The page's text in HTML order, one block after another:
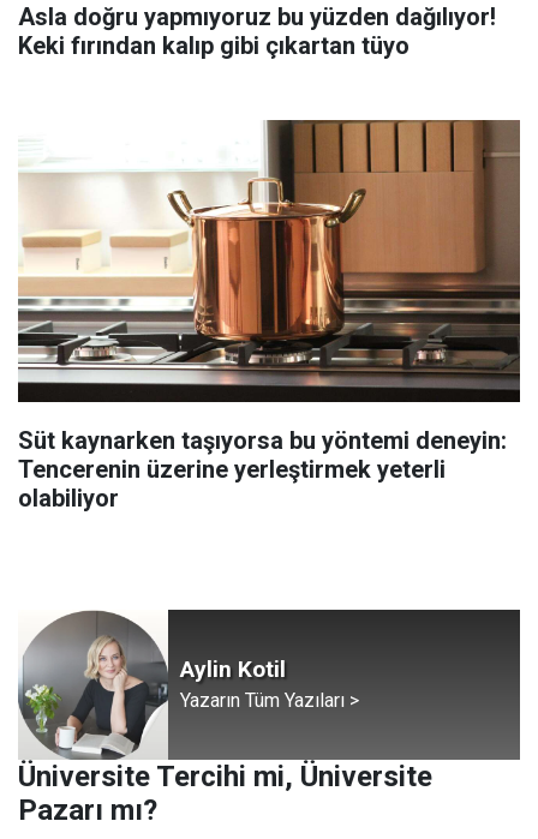
Asla doğru yapmıyoruz bu yüzden dağılıyor!
Keki fırından kalıp gibi çıkartan tüyo
Süt kaynarken taşıyorsa bu yöntemi deneyin:
Tencerenin üzerine yerleştirmek yeterli
olabiliyor
Aylin Kotil
Yazarın Tüm Yazıları >
Üniversite Tercihi mi, Üniversite
Pazarı mı?